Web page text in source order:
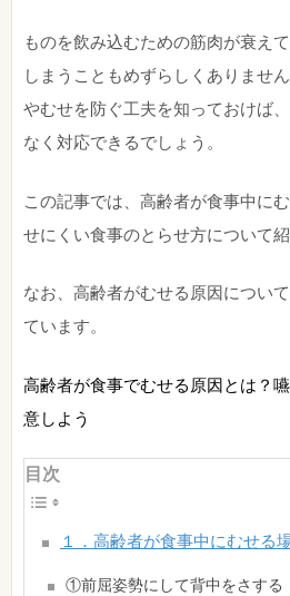
ものを飲み込むための筋肉が衰え
しまうこともめずらしくありませ
やむせを防ぐ工夫を知っておけば
なく対応できるでしょう。
この記事では、高齢者が食事中に
せにくい食事のとらせ方について紹
なお、高齢者がむせる原因につい
ています。
高齢者が食事でむせる原因とは？
意しよう
目次
１．高齢者が食事中にむせる
①前屈姿勢にして背中をさする